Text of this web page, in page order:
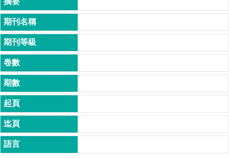
碩
士
班
在
職
專
班
學
術
研
究
國